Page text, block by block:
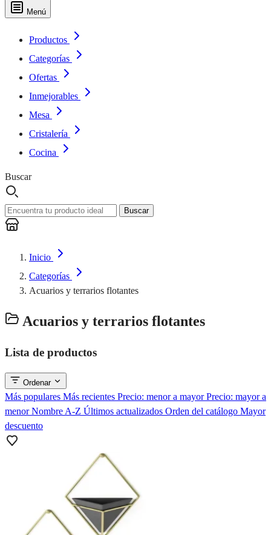
Menú
Productos
Categorías
Ofertas
Inmejorables
Mesa
Cristalería
Cocina
Buscar
Buscar
Inicio
Categorías
Acuarios y terrarios flotantes
Acuarios y terrarios flotantes
Lista de productos
Ordenar
Más populares Más recientes Precio: menor a mayorPrecio: mayor a
menorNombre A-Z Últimos actualizados Orden del catálogo Mayor
descuento